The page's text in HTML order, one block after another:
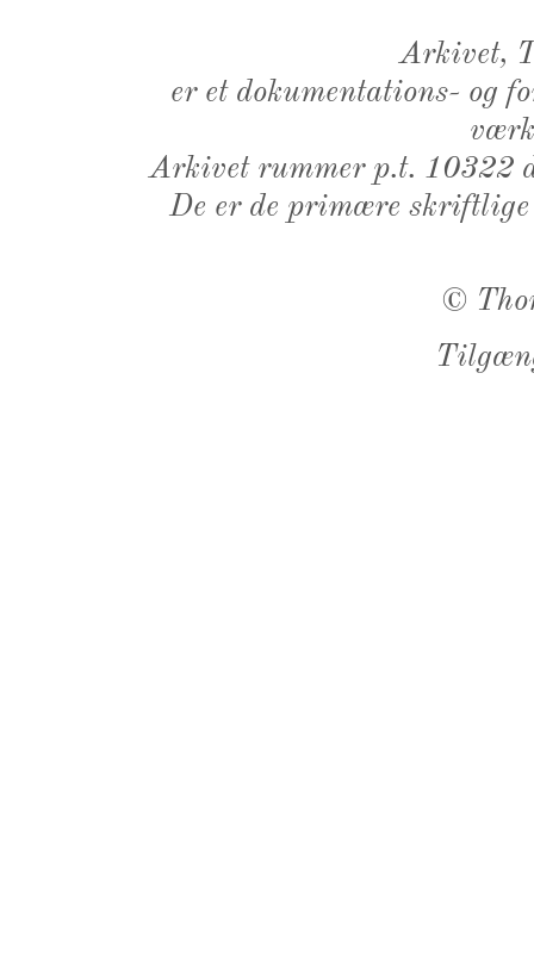
Arkivet,
er et dokumentations- og
Arkivet rummer p.t. 10322
De er de primære
©